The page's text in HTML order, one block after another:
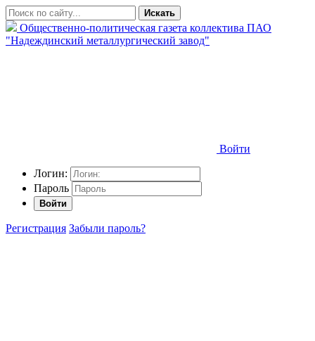
Искать
Общественно-политическая газета коллектива ПАО
"Надеждинский металлургический завод"
Войти
Логин:
Пароль
Войти
Регистрация Забыли пароль?